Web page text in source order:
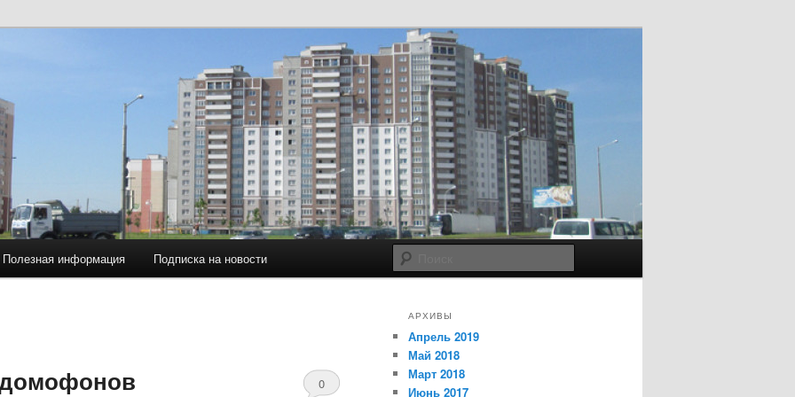
Товарищество
по ул. Притыцкого 105 в г.Минске
Полезная информация Подписка на новости
0
АРХИВЫ
Апрель 2019
Май 2018
Март 2018
Июнь 2017